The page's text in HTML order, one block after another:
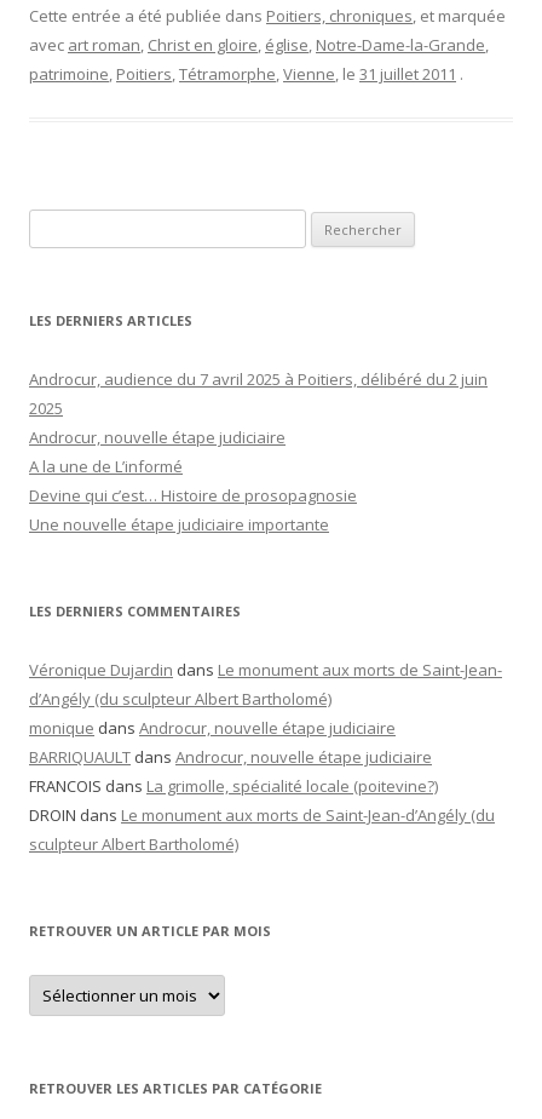
Cette entrée a été publiée dans Poitiers, chroniques, et marquée
avec art roman, Christ en gloire, église, Notre-Dame-la-Grande,
patrimoine, Poitiers,Tétramorphe,Vienne, le 31 juillet 2011 .
LES DERNIERS ARTICLES
Androcur, audience du 7 avril 2025 à Poitiers, délibéré du 2 juin
2025
Androcur, nouvelle étape judiciaire
A la une de L’informé
Devine qui c’est… Histoire de prosopagnosie
Une nouvelle étape judiciaire importante
LES DERNIERS COMMENTAIRES
Véronique Dujardin dans Le monument aux morts de Saint-Jean-
d’Angély (du sculpteur Albert Bartholomé)
monique dans Androcur, nouvelle étape judiciaire
BARRIQUAULT dans Androcur, nouvelle étape judiciaire
FRANCOIS dans La grimolle, spécialité locale (poitevine?)
DROIN dans Le monument aux morts de Saint-Jean-d’Angély (du
sculpteur Albert Bartholomé)
RETROUVER UN ARTICLE PAR MOIS
Retrouver
un
article
RETROUVER LES ARTICLES PAR CATÉGORIE